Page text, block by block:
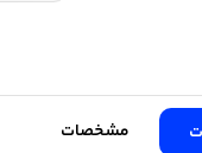
مشخصات